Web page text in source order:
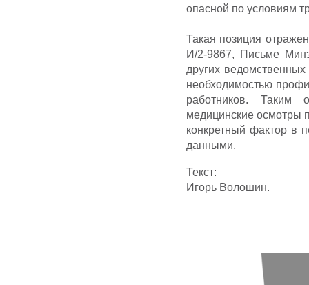
опасной по условиям
Такая позиция
И/2-9867, Письме
других
необходимостью
работников. Таким
медицинские осмотры
конкретный фактор в
данными.
Текст:
Игорь Волошин.